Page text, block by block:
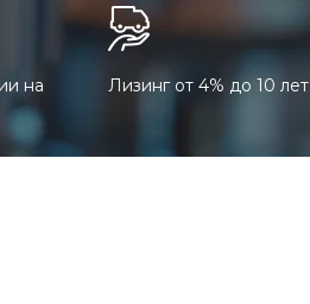
на
Лизинг от 4% до 10 лет